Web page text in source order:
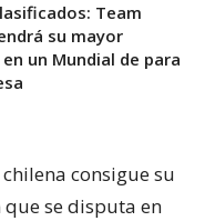
Team
su mayor
un Mundial de para
consigue su
se disputa en